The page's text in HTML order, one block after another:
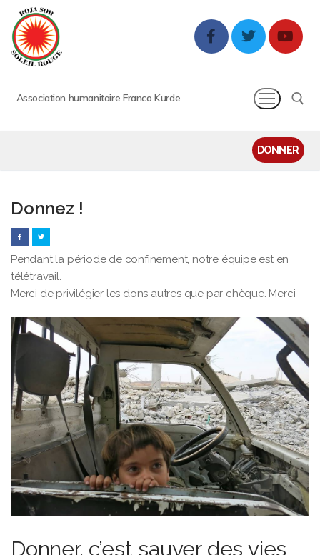
Association humanitaire Franco Kurde
DONNER
Donnez !
Pendant la période de confinement, notre équipe est en
télétravail.
Merci de privilégier les dons autres que par chèque. Merci
Donner, c’est sauver des vies